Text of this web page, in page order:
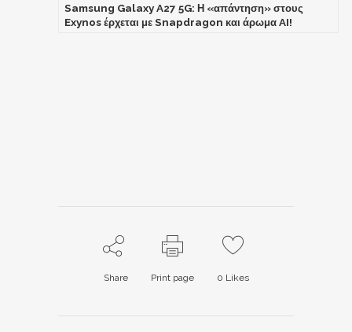
Samsung Galaxy A27 5G: Η «απάντηση» στους
Exynos έρχεται με Snapdragon και άρωμα AI!
Share Print page 0 Likes